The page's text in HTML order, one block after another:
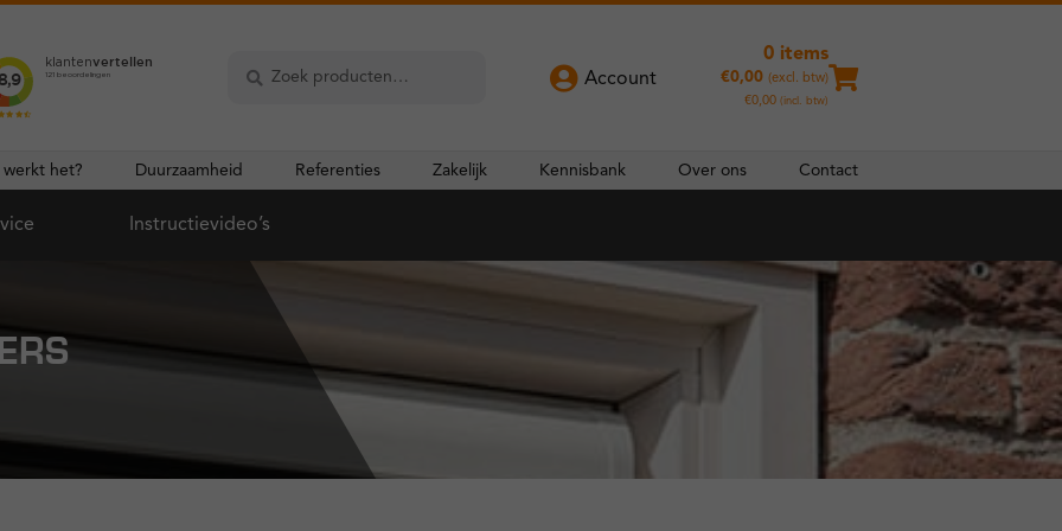
naar:
Account
0 items
€0,00 (excl. btw)
€0,00 (incl. btw)
werkt het? Duurzaamheid Referenties Zakelijk Kennisbank Over ons Contact
Instructievideo’s